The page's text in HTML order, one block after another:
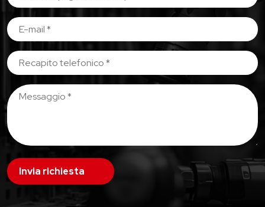
Invia richiesta